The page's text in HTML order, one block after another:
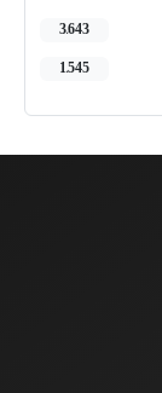
3,643
1,545